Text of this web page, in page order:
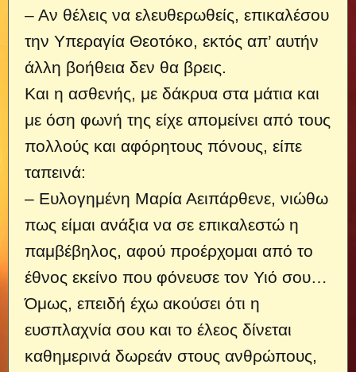
– Αν θέλεις να ελευθερωθείς, επικαλέσου
την Υπεραγία Θεοτόκο, εκτός απ’ αυτήν
άλλη βοήθεια δεν θα βρεις.
Και η ασθενής, με δάκρυα στα μάτια και
με όση φωνή της είχε απομείνει από τους
πολλούς και αφόρητους πόνους, είπε
ταπεινά:
– Ευλογημένη Μαρία Αειπάρθενε, νιώθω
πως είμαι ανάξια να σε επικαλεστώ η
παμβέβηλος, αφού προέρχομαι από το
έθνος εκείνο που φόνευσε τον Υιό σου…
Όμως, επειδή έχω ακούσει ότι η
ευσπλαχνία σου και το έλεος δίνεται
καθημερινά δωρεάν στους ανθρώπους,